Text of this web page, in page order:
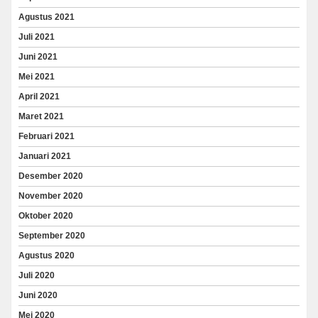
Agustus 2021
Juli 2021
Juni 2021
Mei 2021
April 2021
Maret 2021
Februari 2021
Januari 2021
Desember 2020
November 2020
Oktober 2020
September 2020
Agustus 2020
Juli 2020
Juni 2020
Mei 2020